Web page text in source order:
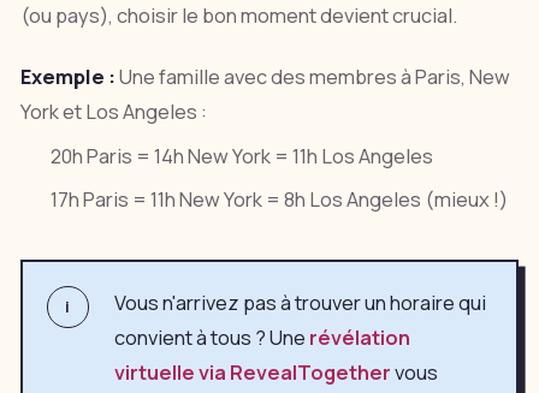
(ou pays), choisir le bon moment devient crucial.
Exemple :Une famille avec des membres à Paris, New
York et Los Angeles :
20h Paris = 14h New York = 11h Los Angeles
17h Paris = 11h New York = 8h Los Angeles (mieux !)
i
Vous n'arrivez pas à trouver un horaire qui
convient à tous ? Une révélation
virtuelle via RevealTogethervous